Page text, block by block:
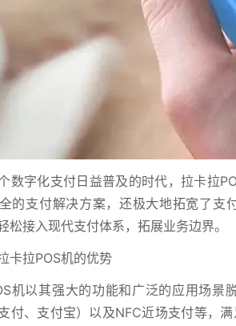
数字化支付日益普及的时代，拉卡拉
的支付解决方案，还极大地拓宽了支
松接入现代支付体系，拓展业务边界。
卡拉POS机的优势
机以其强大的功能和广泛的应用场
支付、支付宝）以及NFC近场支付等，